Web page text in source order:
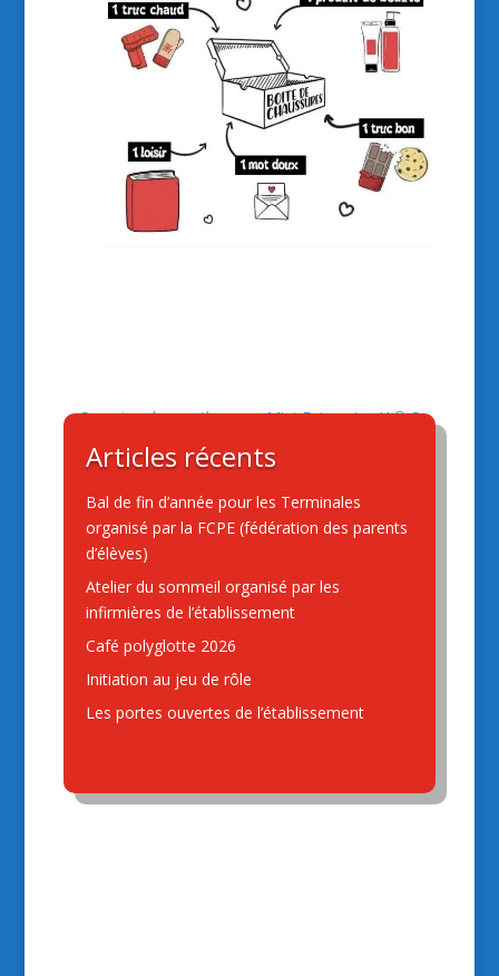
Semaine des maths
Mini-Entreprise IA® S
La soirée de Noël
Articles récents
Bal de fin d’année pour les Terminales
organisé par la FCPE (fédération des parents
d’élèves)
Atelier du sommeil organisé par les
infirmières de l’établissement
Café polyglotte 2026
Initiation au jeu de rôle
Les portes ouvertes de l’établissement